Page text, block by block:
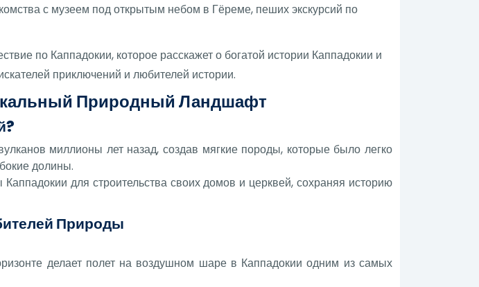
с музеем под открытым небом в Гёреме, пеших экскурсий по
по Каппадокии, которое расскажет о богатой истории Каппадокии и
приключений и любителей истории.
Природный Ландшафт
миллионы лет назад, создав мягкие породы, которые было легко
долины.
для строительства своих домов и церквей, сохраняя историю
Природы
делает полет на воздушном шаре в Каппадокии одним из самых